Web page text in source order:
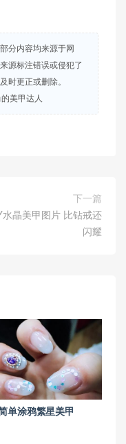
分内容均来源于网
源标注错误或侵犯了
时更正或删除。
美甲达人
下一篇
水晶美甲图片 比钻戒还
闪耀
单涂鸦繁星美甲